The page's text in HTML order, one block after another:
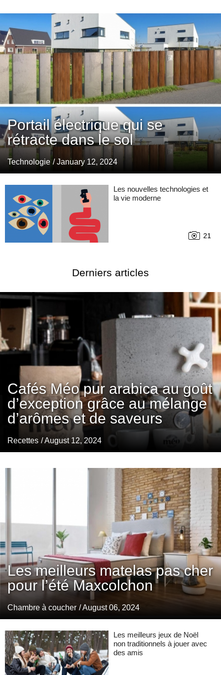
Portail électrique qui se
rétracte dans le sol
Technologie / January 12, 2024
Les nouvelles technologies et
la vie moderne
21
Derniers articles
Cafés Méo pur arabica au goût
d’exception grâce au mélange
d’arômes et de saveurs
Recettes / August 12, 2024
Les meilleurs matelas pas cher
pour l’été Maxcolchon
Chambre à coucher / August 06, 2024
Les meilleurs jeux de Noël
non traditionnels à jouer avec
des amis